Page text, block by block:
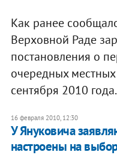
Как ранее
Верховной Раде
постановления о
очередных
сентября 2010 года.
16 февраля 2010, 12:30
У Януковича
настроены на